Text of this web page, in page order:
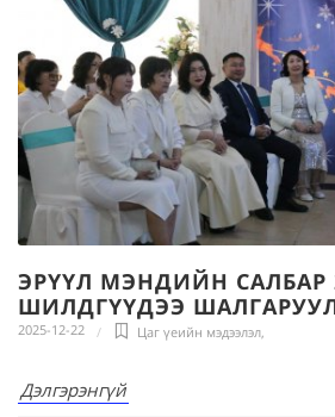
ЭРҮҮЛ МЭНДИЙН САЛБАР
ШИЛДГҮҮДЭЭ
2025-12-22 Цаг үеийн мэдээлэл,
Дэлгэрэнгүй